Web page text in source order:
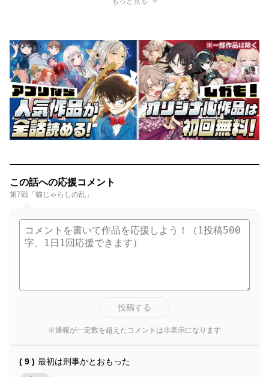
この話への応援コメント
第7戦「猫じゃらしの乱」
投稿する
※通報が一定数を超えたコメントは非表示になります
( 9 ) 最初は刑事かとおもった